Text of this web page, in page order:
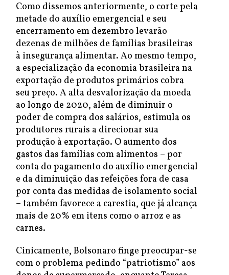
Como dissemos anteriormente, o corte pela
metade do auxílio emergencial e seu
encerramento em dezembro levarão
dezenas de milhões de famílias brasileiras
à insegurança alimentar. Ao mesmo tempo,
a especialização da economia brasileira na
exportação de produtos primários cobra
seu preço. A alta desvalorização da moeda
ao longo de 2020, além de diminuir o
poder de compra dos salários, estimula os
produtores rurais a direcionar sua
produção à exportação. O aumento dos
gastos das famílias com alimentos – por
conta do pagamento do auxílio emergencial
e da diminuição das refeições fora de casa
por conta das medidas de isolamento social
– também favorece a carestia, que já alcança
mais de 20% em itens como o arroz e as
carnes.
Cinicamente, Bolsonaro finge preocupar-se
com o problema pedindo “patriotismo” aos